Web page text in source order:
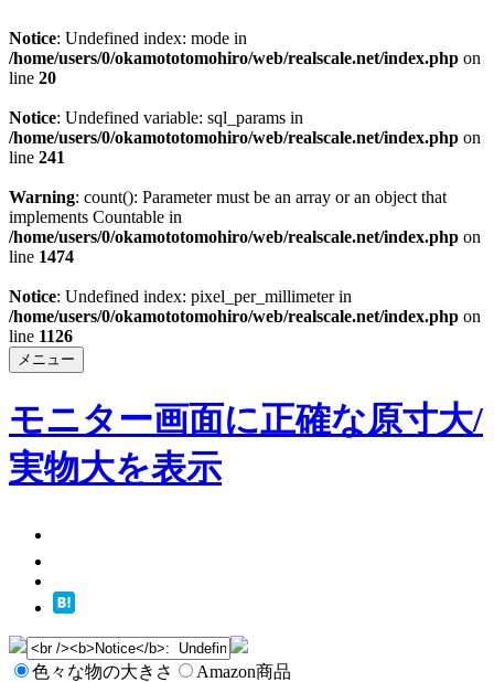
Notice: Undefined index: mode in
/home/users/0/okamototomohiro/web/realscale.net/index.php on
line 20
Notice: Undefined variable: sql_params in
/home/users/0/okamototomohiro/web/realscale.net/index.php on
line 241
Warning: count(): Parameter must be an array or an object that
implements Countable in
/home/users/0/okamototomohiro/web/realscale.net/index.php on
line 1474
Notice: Undefined index: pixel_per_millimeter in
/home/users/0/okamototomohiro/web/realscale.net/index.php on
line 1126
メニュー
モニター画面に正確な原寸大/
実物大を表示
色々な物の大きさ Amazon商品